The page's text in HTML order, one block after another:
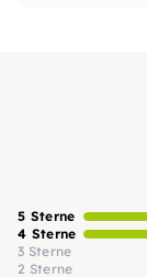
5 Sterne
4 Sterne
3 Sterne
2 Sterne